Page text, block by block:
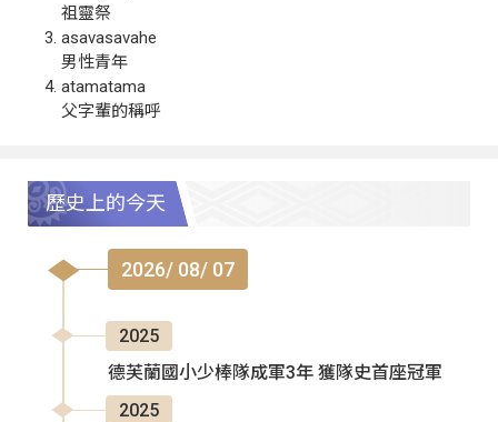
祖靈祭
asavasavahe
男性青年
atamatama
父字輩的稱呼
歷史上的今天
2026/ 08/ 07
2025
德芙蘭國小少棒隊成軍3年 獲隊史首座冠軍
2025